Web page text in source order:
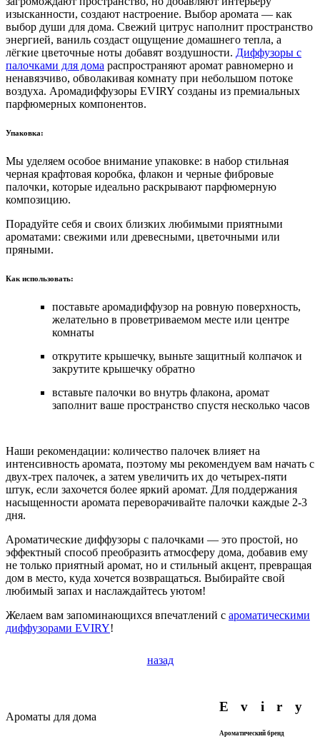
изысканности, создают настроение. Выбор аромата — как
выбор души для дома. Свежий цитрус наполнит пространство
энергией, ваниль создаст ощущение домашнего тепла, а
лёгкие цветочные ноты добавят воздушности. Диффузоры с
палочками для дома распространяют аромат равномерно и
ненавязчиво, обволакивая комнату при небольшом потоке
воздуха. Аромадиффузоры EVIRY созданы из премиальных
парфюмерных компонентов.
Упаковка:
Мы уделяем особое внимание упаковке: в набор стильная
черная крафтовая коробка, флакон и черные фибровые
палочки, которые идеально раскрывают парфюмерную
композицию.
Порадуйте себя и своих близких любимыми приятными
ароматами: свежими или древесными, цветочными или
пряными.
Как использовать:
поставьте аромадиффузор на ровную поверхность,
желательно в проветриваемом месте или центре
комнаты
открутите крышечку, выньте защитный колпачок и
закрутите крышечку обратно
вставьте палочки во внутрь флакона, аромат
заполнит ваше пространство спустя несколько часов
Наши рекомендации: количество палочек влияет на
интенсивность аромата, поэтому мы рекомендуем вам начать с
двух-трех палочек, а затем увеличить их до четырех-пяти
штук, если захочется более яркий аромат. Для поддержания
насыщенности аромата переворачивайте палочки каждые 2-3
дня.
Ароматические диффузоры с палочками — это простой, но
эффектный способ преобразить атмосферу дома, добавив ему
не только приятный аромат, но и стильный акцент, превращая
дом в место, куда хочется возвращаться. Выбирайте свой
любимый запах и наслаждайтесь уютом!
Желаем вам запоминающихся впечатлений с ароматическими
диффузорами EVIRY!
назад
Eviry
Ароматический бренд
Ароматы для дома